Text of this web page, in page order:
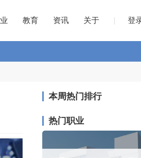
教育 资讯 关于 登
本周热门排行
热门职业